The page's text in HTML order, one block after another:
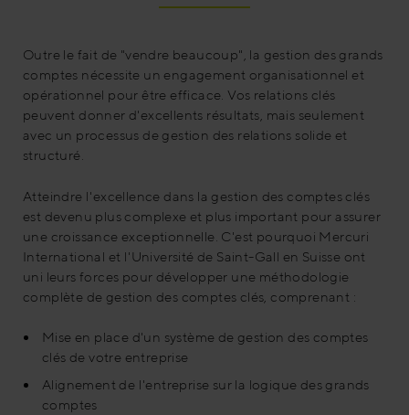
Outre le fait de "vendre beaucoup", la gestion des grands
comptes nécessite un engagement organisationnel et
opérationnel pour être efficace. Vos relations clés
peuvent donner d'excellents résultats, mais seulement
avec un processus de gestion des relations solide et
structuré.
Atteindre l'excellence dans la gestion des comptes clés
est devenu plus complexe et plus important pour assurer
une croissance exceptionnelle. C'est pourquoi Mercuri
International et l'Université de Saint-Gall en Suisse ont
uni leurs forces pour développer une méthodologie
complète de gestion des comptes clés, comprenant :
Mise en place d'un système de gestion des comptes
clés de votre entreprise
Alignement de l'entreprise sur la logique des grands
comptes